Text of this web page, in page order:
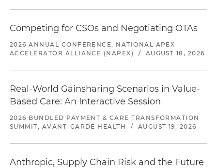
Competing for CSOs and Negotiating OTAs
2026 ANNUAL CONFERENCE, NATIONAL APEX
ACCELERATOR ALLIANCE (NAPEX)
/ AUGUST 18, 2026
Real-World Gainsharing Scenarios in Value-
Based Care: An Interactive Session
2026 BUNDLED PAYMENT & CARE TRANSFORMATION
SUMMIT, AVANT-GARDE HEALTH
/ AUGUST 19, 2026
Anthropic, Supply Chain Risk and the Future